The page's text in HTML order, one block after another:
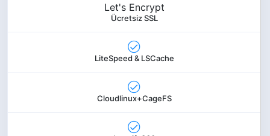
Let's Encrypt
Ücretsiz SSL
LiteSpeed & LSCache
Cloudlinux+CageFS